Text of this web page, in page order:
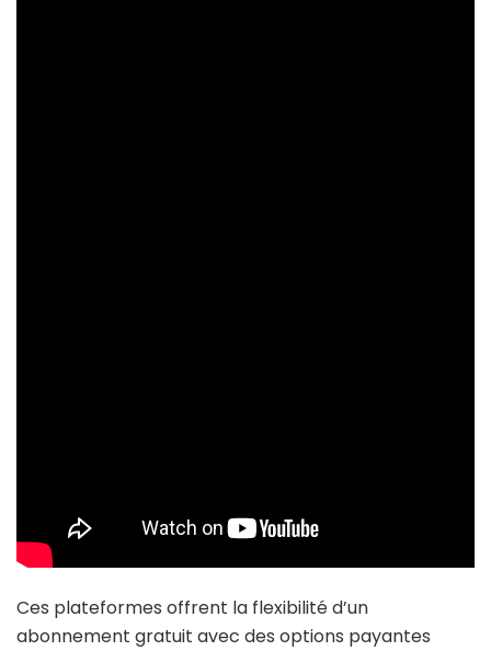
Ces plateformes offrent la flexibilité d’un
abonnement gratuit avec des options payantes